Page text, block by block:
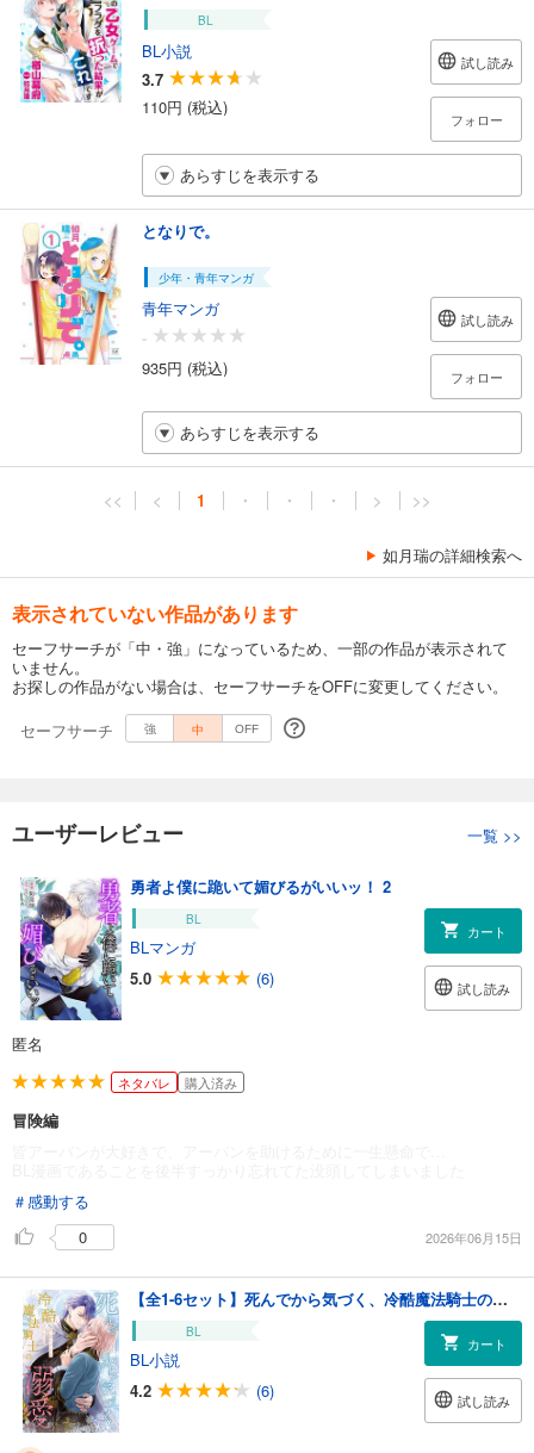
BL
BL小説
3.7
110円 (税込)
試し読み
フォロー
あらすじを表示する
となりで。
少年・青年マンガ
青年マンガ
-
935円 (税込)
試し読み
フォロー
あらすじを表示する
<< < 1 ・ ・ ・ > >>
如月瑞の詳細検索へ
表示されていない作品があります
セーフサーチが「中・強」になっているため、一部の作品が表示されて
いません。
お探しの作品がない場合は、セーフサーチをOFFに変更してください。
セーフサーチ
強 中 OFF
ユーザーレビュー 一覧 >>
勇者よ僕に跪いて媚びるがいいッ！ 2
BL
BLマンガ
5.0
(6)
カート
試し読み
匿名
ネタバレ 購入済み
冒険編
＃感動する
0
2026年06月15日
【全1-6セット】死んでから気づく、冷酷魔法騎士の溺愛【イラスト付】
BL
BL小説
4.2
(6)
カート
試し読み